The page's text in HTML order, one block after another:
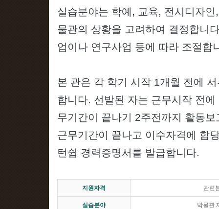
실습분야는 학예, 교육, 전시디자
물관의 상황을 고려하여 결정합니
업이나 연구사업 등에 따라 조절합
본 관은 각 학기 시작 1개월 전에
합니다. 선발된 자는 근무시작 전
무기간이 끝나기 2주전까지 활동
근무기간이 끝나고 이수자격에 합
턴쉽 경력증명서를 발급합니다.
지원자격 관련
실습분야 박물관